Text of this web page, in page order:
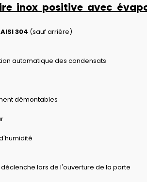
inox positive avec
304 (sauf arrière)
automatique des condensats
démontables
lors de l'ouverture de la porte